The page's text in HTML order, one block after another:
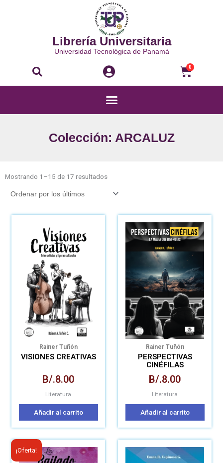
Librería Universitaria
Universidad Tecnológica de Panamá
Buscar 0
Menú
Colección: ARCALUZ
Mostrando 1–15 de 17 resultadospor
Rainer Tuñón
VISIONES CREATIVAS
B/.8.00
Literatura
Añadir al carrito
Rainer Tuñón
PERSPECTIVAS
CINÉFILAS
B/.8.00
Literatura
Añadir al carrito
¡Oferta!
El
precio
El
precio